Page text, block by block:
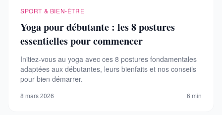
SPORT & BIEN-ÊTRE
Yoga pour débutante : les 8 postures
essentielles pour commencer
Initiez-vous au yoga avec ces 8 postures fondamentales
adaptées aux débutantes, leurs bienfaits et nos conseils
pour bien démarrer.
8 mars 2026 6 min